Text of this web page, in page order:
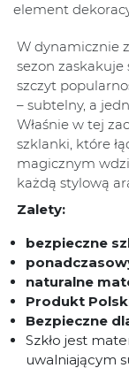
element
W dynamicznie
sezon
szczyt
– subtelny, a
Właśnie w tej
szklanki, które
magicznym
każdą stylową
Zalety:
bezpieczne
naturalne
Produkt
Bezpieczne
Szkło jest
uwalniającym